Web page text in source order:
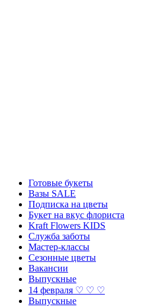
Готовые букеты
Вазы SALE
Подписка на цветы
Букет на вкус флориста
Kraft Flowers KIDS
Служба заботы
Мастер-классы
Сезонные цветы
Вакансии
Выпускные
14 февраля ♡ ♡ ♡
Выпускные